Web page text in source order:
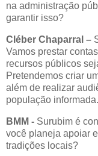
na administração
garantir isso?
Cléber Chaparral –
Vamos prestar
recursos públicos
Pretendemos criar
além de realizar
população informada.
BMM - Surubim é
você planeja apoiar
tradições locais?